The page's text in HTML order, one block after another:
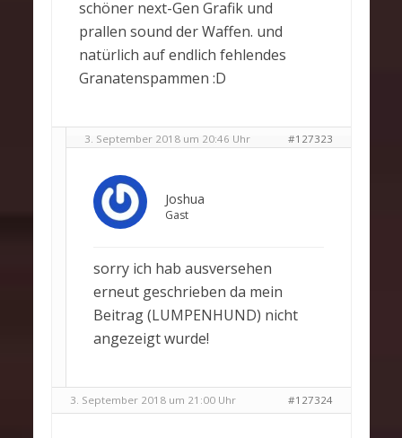
schöner next-Gen Grafik und
prallen sound der Waffen. und
natürlich auf endlich fehlendes
Granatenspammen :D
3. September 2018 um 20:46 Uhr #127323
Joshua
Gast
sorry ich hab ausversehen
erneut geschrieben da mein
Beitrag (LUMPENHUND) nicht
angezeigt wurde!
3. September 2018 um 21:00 Uhr #127324